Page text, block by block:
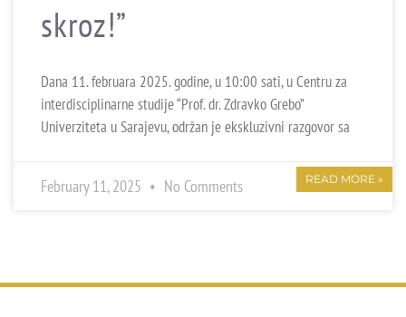
skroz!”
Dana 11. februara 2025. godine, u 10:00 sati, u Centru za
interdisciplinarne studije “Prof. dr. Zdravko Grebo”
Univerziteta u Sarajevu, održan je ekskluzivni razgovor sa
READ MORE »
February 11, 2025 No Comments